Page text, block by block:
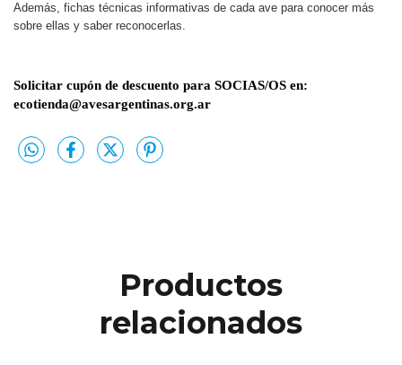
Además, fichas técnicas informativas de cada ave para conocer más
sobre ellas y saber reconocerlas.
Solicitar cupón de descuento para SOCIAS/OS en:
ecotienda@avesargentinas.org.ar
Productos
relacionados